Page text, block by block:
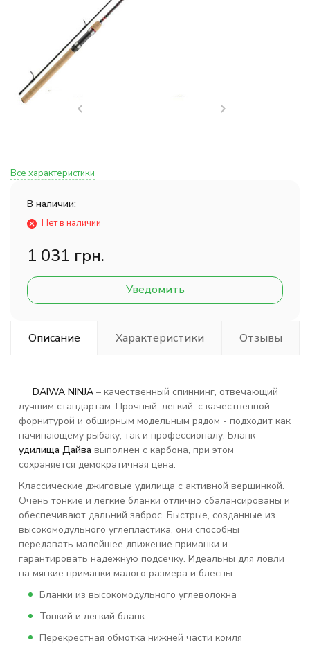
Все характеристики
В наличии:
Нет в наличии
1 031 грн.
Уведомить
Описание Характеристики Отзывы
DAIWA NINJA – качественный спиннинг, отвечающий
лучшим стандартам. Прочный, легкий, с качественной
форнитурой и обширным модельным рядом - подходит как
начинающему рыбаку, так и профессионалу. Бланк
удилища Дайва выполнен с карбона, при этом
сохраняется демократичная цена.
Классические джиговые удилища с активной вершинкой.
Очень тонкие и легкие бланки отлично сбалансированы и
обеспечивают дальний заброс. Быстрые, созданные из
высокомодульного углепластика, они способны
передавать малейшее движение приманки и
гарантировать надежную подсечку. Идеальны для ловли
на мягкие приманки малого размера и блесны.
Бланки из высокомодульного углеволокна
Тонкий и легкий бланк
Перекрестная обмотка нижней части комля